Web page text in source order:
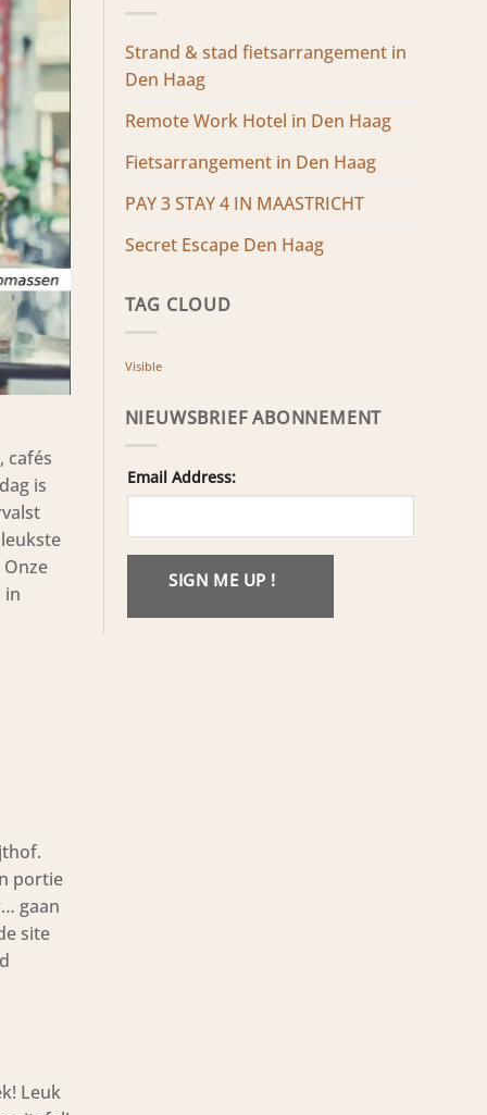
cafés
is
in
portie
gaan
site
Leuk
Strand & stad fietsarrangement in
Den Haag
Remote Work Hotel in Den Haag
Fietsarrangement in Den Haag
PAY 3 STAY 4 IN MAASTRICHT
Secret Escape Den Haag
TAG CLOUD
Visible
NIEUWSBRIEF ABONNEMENT
Email Address:
SIGN ME UP !